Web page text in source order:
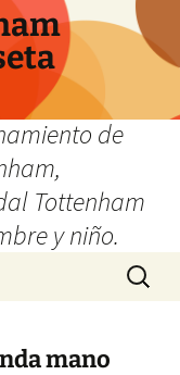
de
Tottenham
y niño.
Buscar:
mano